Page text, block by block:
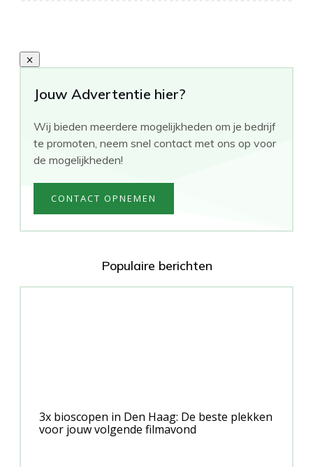
Jouw Advertentie hier?
Wij bieden meerdere mogelijkheden om je bedrijf
te promoten, neem snel contact met ons op voor
de mogelijkheden!
CONTACT OPNEMEN
Populaire berichten
3x bioscopen in Den Haag: De beste plekken
voor jouw volgende filmavond